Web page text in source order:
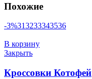
Похожие
-3%313233343536
В корзину
Закрыть
Кроссовки Котофей